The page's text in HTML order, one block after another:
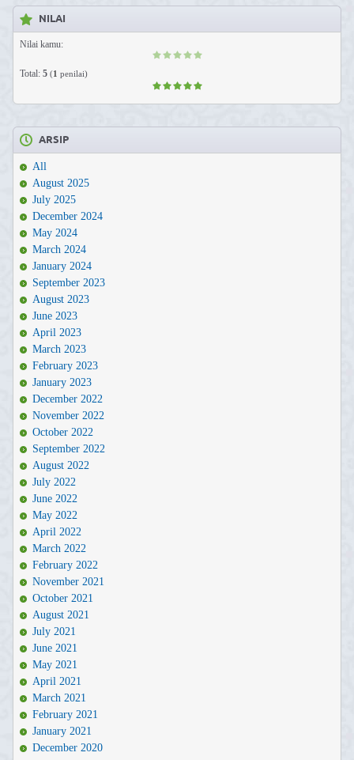
NILAI
Nilai kamu:
Total: 5 (1 penilai)
ARSIP
All
August 2025
July 2025
December 2024
May 2024
March 2024
January 2024
September 2023
August 2023
June 2023
April 2023
March 2023
February 2023
January 2023
December 2022
November 2022
October 2022
September 2022
August 2022
July 2022
June 2022
May 2022
April 2022
March 2022
February 2022
November 2021
October 2021
August 2021
July 2021
June 2021
May 2021
April 2021
March 2021
February 2021
January 2021
December 2020